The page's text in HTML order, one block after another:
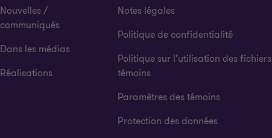
Nouvelles /
communiqués
Dans les médias
Réalisations
Notes légales
Politique de confidentialité
Politique sur l’utilisation des fichiers
témoins
Paramètres des témoins
Protection des données